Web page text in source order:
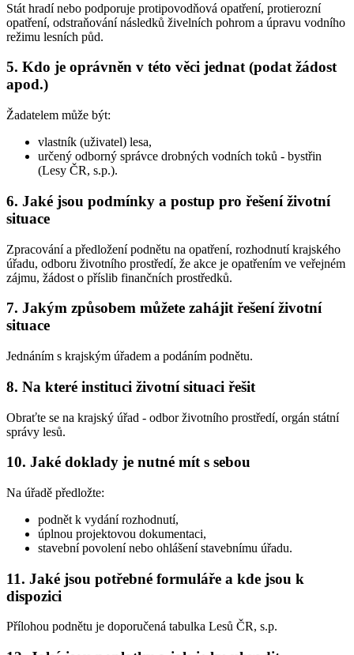
Stát hradí nebo podporuje protipovodňová opatření, protierozní
opatření, odstraňování následků živelních pohrom a úpravu vodního
režimu lesních půd.
5. Kdo je oprávněn v této věci jednat (podat žádost
apod.)
Žadatelem může být:
vlastník (uživatel) lesa,
určený odborný správce drobných vodních toků - bystřin
(Lesy ČR, s.p.).
6. Jaké jsou podmínky a postup pro řešení životní
situace
Zpracování a předložení podnětu na opatření, rozhodnutí krajského
úřadu, odboru životního prostředí, že akce je opatřením ve veřejném
zájmu, žádost o příslib finančních prostředků.
7. Jakým způsobem můžete zahájit řešení životní
situace
Jednáním s krajským úřadem a podáním podnětu.
8. Na které instituci životní situaci řešit
Obraťte se na krajský úřad - odbor životního prostředí, orgán státní
správy lesů.
10. Jaké doklady je nutné mít s sebou
Na úřadě předložte:
podnět k vydání rozhodnutí,
úplnou projektovou dokumentaci,
stavební povolení nebo ohlášení stavebnímu úřadu.
11. Jaké jsou potřebné formuláře a kde jsou k
dispozici
Přílohou podnětu je doporučená tabulka Lesů ČR, s.p.